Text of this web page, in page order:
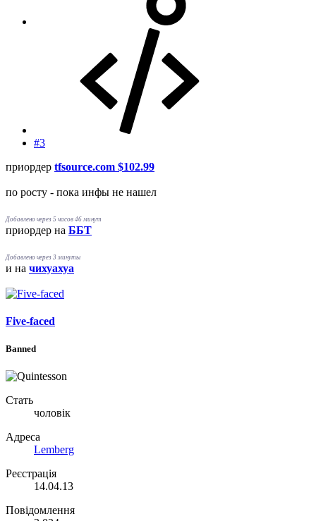
#3
приордер tfsource.com $102.99
по росту - пока инфы не нашел
Добавлено через 5 часов 46 минут
приордер на ББТ
Добавлено через 3 минуты
и на чихуахуа
Five-faced
Banned
Стать
чоловік
Адреса
Lemberg
Реєстрація
14.04.13
Повідомлення